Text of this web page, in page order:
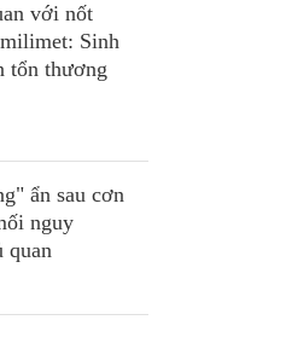
với nốt
Sinh
tổn thương
ẩn sau cơn
nguy
quan